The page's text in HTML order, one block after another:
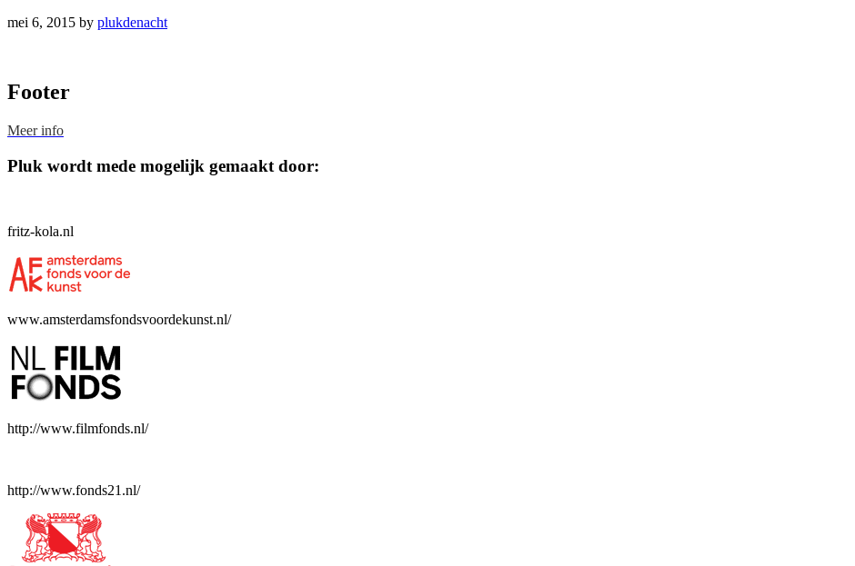
mei 6, 2015 by plukdenacht
Footer
Meer info
Pluk wordt mede mogelijk gemaakt door:
fritz-kola.nl
www.amsterdamsfondsvoordekunst.nl/
http://www.filmfonds.nl/
http://www.fonds21.nl/